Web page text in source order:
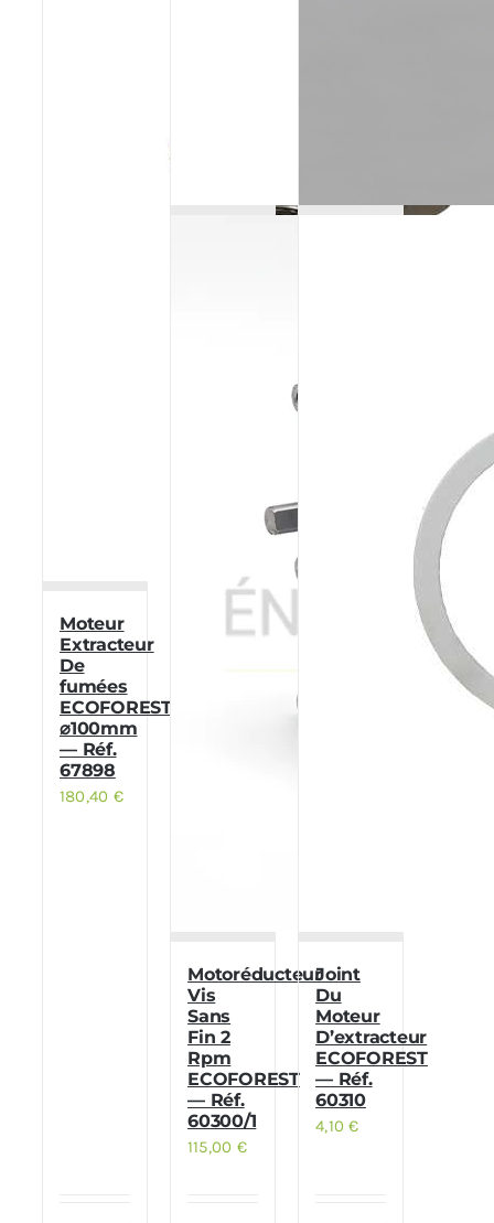
Moteur
Extracteur
De
fumées
ECOFOREST
⌀100mm
— Réf.
67898
180,40 €
Motoréducteur
Vis
Sans
Fin 2
Rpm
ECOFOREST
— Réf.
60300/1
115,00 €
Joint
Du
Moteur
D’extracteur
ECOFOREST
— Réf.
60310
4,10€